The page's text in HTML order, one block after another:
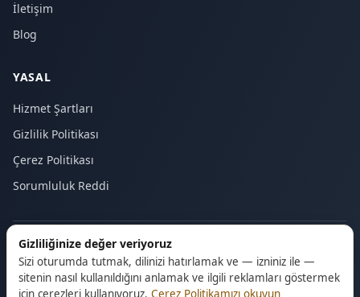
İletişim
Blog
YASAL
Hizmet Şartları
Gizlilik Politikası
Çerez Politikası
Sorumluluk Reddi
© 2026 Majstor24. Tüm hakları saklıdır.
Gizliliğinize değer veriyoruz
Sizi oturumda tutmak, dilinizi hatırlamak ve — izniniz ile —
sitenin nasıl kullanıldığını anlamak ve ilgili reklamları göstermek
için çerezleri kullanıyoruz. Çerez Politikamızı okuyun